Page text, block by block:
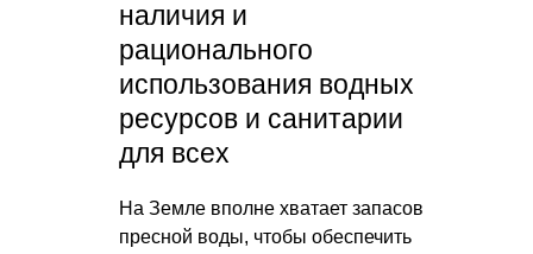
наличия и
рационального
использования водных
ресурсов и санитарии
для всех
На Земле вполне хватает запасов
пресной воды, чтобы обеспечить